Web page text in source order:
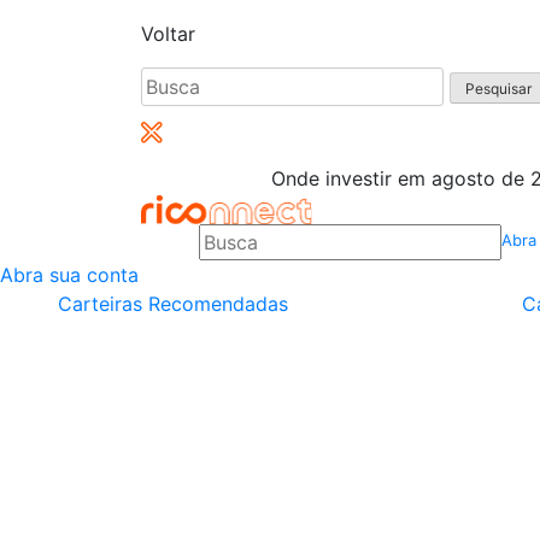
Voltar
Pesquisar
por:
Onde investir em agosto de
Abra sua conta
Carteiras Recomendadas